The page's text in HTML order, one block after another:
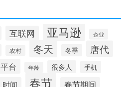
互联网 亚马逊 企业
农村 冬天 冬季 唐代
平台 年龄 很多人 手机
时间 春节 春节期间